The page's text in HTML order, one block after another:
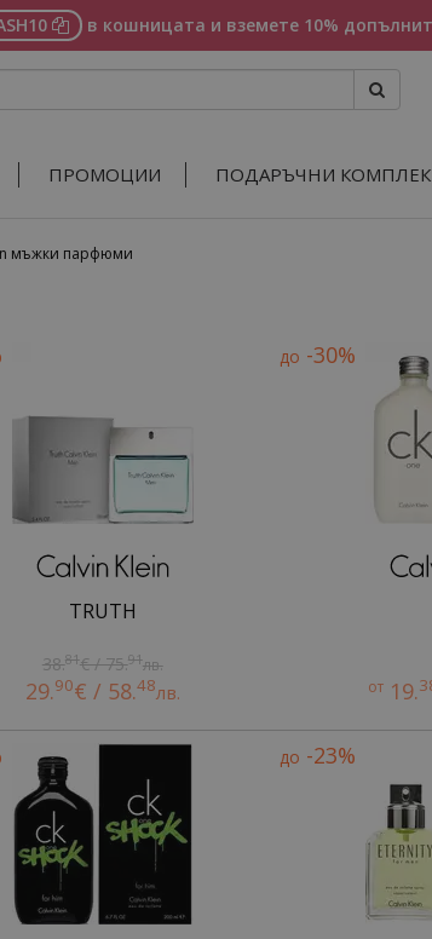
в кошницата и вземете 10%
ПРОМОЦИИ ПОДАРЪЧНИ
мъжки парфюми
TRUTH
38.81€ / 75.91лв.
29.90€ / 58.48лв.
до -30%
от 19.
до -23%